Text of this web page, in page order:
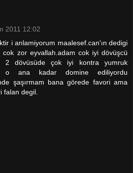
2011 12:02
i anlamiyorum maalesef.can'ın dedigi
zor eyvallah.adam cok iyi dövüşcü
2 dövüsüde çok iyi kontra yumruk
o ana kadar domine ediliyordu
şaşırmam bana görede favori ama
falan degil.